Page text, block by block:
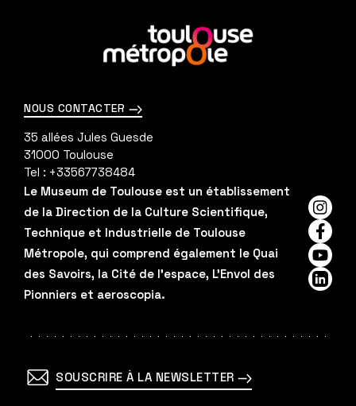
En
savoir
plus
NOUS CONTACTER
35 allées Jules Guesde
31000 Toulouse
Tel : +33567738484
Le Museum de Toulouse est un établissement
de la Direction de la Culture Scientifique,
Technique et Industrielle de Toulouse
Métropole, qui comprend également le Quai
des Savoirs, la Cité de l'espace, L'Envol des
Pionniers et aeroscopia.
SOUSCRIRE À LA NEWSLETTER